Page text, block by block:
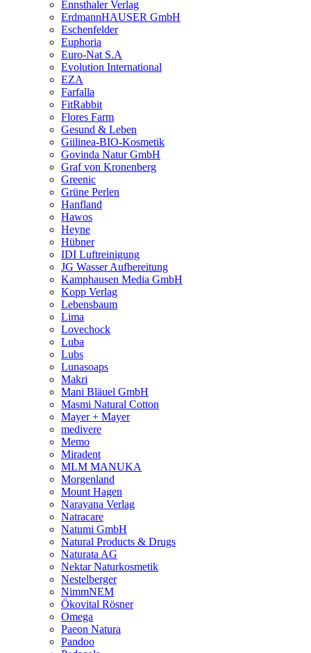
Ennsthaler Verlag
ErdmannHAUSER GmbH
Eschenfelder
Euphoria
Euro-Nat S.A
Evolution International
EZA
Farfalla
FitRabbit
Flores Farm
Gesund & Leben
Giilinea-BIO-Kosmetik
Govinda Natur GmbH
Graf von Kronenberg
Greenic
Grüne Perlen
Hanfland
Hawos
Heyne
Hübner
IDI Luftreinigung
JG Wasser Aufbereitung
Kamphausen Media GmbH
Kopp Verlag
Lebensbaum
Lima
Lovechock
Luba
Lubs
Lunasoaps
Makri
Mani Bläuel GmbH
Masmi Natural Cotton
Mayer + Mayer
medivere
Memo
Miradent
MLM MANUKA
Morgenland
Mount Hagen
Narayana Verlag
Natracare
Natumi GmbH
Natural Products & Drugs
Naturata AG
Nektar Naturkosmetik
Nestelberger
NimmNEM
Ökovital Rösner
Omega
Paeon Natura
Pandoo